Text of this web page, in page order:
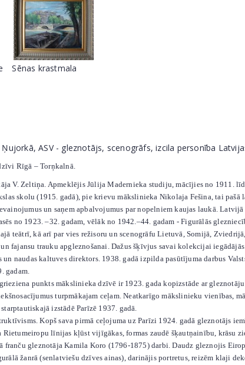
Sēnas krastmala
ASV - gleznotājs, scenogrāfs, izcila personība
Rīgā – Torņkalnā.
Zeltiņa. Apmeklējis Jūlija Madernieka studiju, mācījies no 1911. līdz
skolu (1915. gadā), pie krievu mākslinieka Nikolaja Fešina, tai pašā
un saņem apbalvojumus par nopelniem kaujas laukā. Latvijā
no 1923. –32. gadam, vēlāk no 1942.–44. gadam - Figurālās
teātrī, kā arī par vies režisoru un scenogrāfu Lietuvā, Somijā,
fajansu trauku apgleznošanai. Dažus šķīvjus savai kolekcijai
naudas kaltuves direktors. 1938. gadā izpilda pasūtījuma darbus
gadam.
punkts mākslinieka dzīvē ir 1923. gada kopizstāde ar gleznotāju
turpmākajam ceļam. Neatkarīgo mākslinieku vienības,
izstādē Parīzē 1937. gadā.
Kopš sava pirmā ceļojuma uz Parīzi 1924. gadā gleznotājs
līnijas kļūst vijīgākas, formas zaudē šķautņainību, krāsu
gleznotāja Kamila Koro (1796-1875) darbi. Daudz gleznojis
žanrā (senlatviešu dzīves ainas), darinājis portretus, reizēm klaji